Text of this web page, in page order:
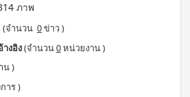
ภาพ
(จำนวน 0ข่าว )
งอิง(จำนวน0หน่วยงาน )
น )
าร )